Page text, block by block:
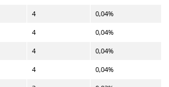
4 0,04%
4 0,04%
4 0,04%
4 0,04%